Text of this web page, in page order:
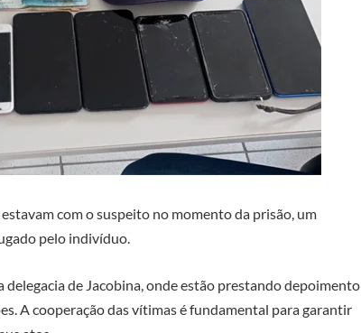
com o suspeito no momento da prisão, um
pelo indivíduo.
de Jacobina, onde estão prestando depoimento
A cooperação das vítimas é fundamental para garantir